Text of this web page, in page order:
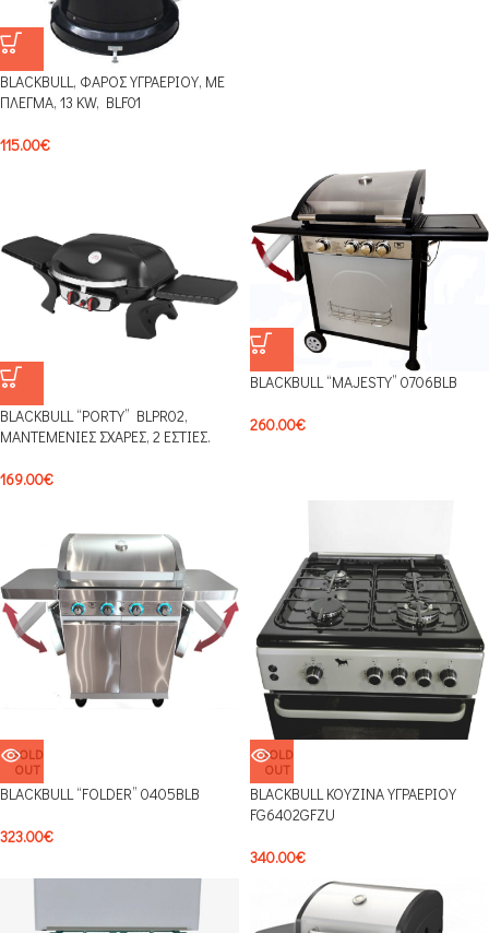
BLACKBULL, ΦΑΡΟΣ ΥΓΡΑΕΡΙΟΥ, ΜΕ
ΠΛΕΓΜΑ, 13 KW, BLF01
115.00€
BLACKBULL “PORTY” BLPR02,
ΜΑΝΤΕΜΕΝΙΕΣ ΣΧΑΡΕΣ, 2 ΕΣΤΙΕΣ.
169.00€
BLACKBULL “MAJESTY” 0706BLB
260.00€
SOLD
OUT
BLACKBULL “FOLDER” 0405BLB
323.00€
SOLD
OUT
BLACKBULL ΚΟΥΖΙΝΑ ΥΓΡΑΕΡΙΟΥ
FG6402GFZU
340.00€